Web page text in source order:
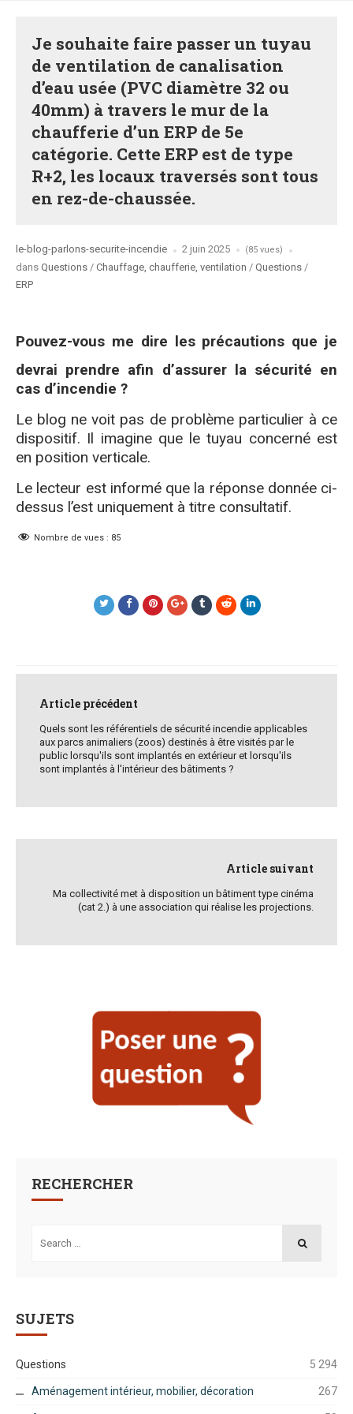
Je souhaite faire passer un tuyau
de ventilation de canalisation
d’eau usée (PVC diamètre 32 ou
40mm) à travers le mur de la
chaufferie d’un ERP de 5e
catégorie. Cette ERP est de type
R+2, les locaux traversés sont tous
en rez-de-chaussée.
Posted
by
le-blog-parlons-securite-incendie 2 juin 2025 (85 vues)
dans Posted
Questions / Chauffage, chaufferie, ventilation / Questions /
ERP
Pouvez-vous me dire les précautions que je
devrai prendre afin d’assurer la sécurité en
cas d’incendie ?
Le blog ne voit pas de problème particulier à ce
dispositif. Il imagine que le tuyau concerné est
en position verticale.
Le lecteur est informé que la réponse donnée ci-
dessus l’est uniquement à titre consultatif.
Nombre de vues : 85
navigation
Article précédent
Quels sont les référentiels de sécurité incendie applicables
aux parcs animaliers (zoos) destinés à être visités par le
public lorsqu'ils sont implantés en extérieur et lorsqu'ils
sont implantés à l'intérieur des bâtiments ?
Article suivant
Ma collectivité met à disposition un bâtiment type cinéma
(cat 2.) à une association qui réalise les projections.
RECHERCHER
for:
SUJETS
Questions 5 294
Aménagement intérieur, mobilier, décoration 267